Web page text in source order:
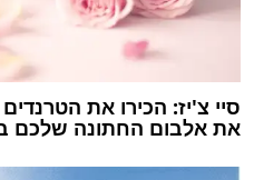
סיי צ'יז: הכירו את
את אלבום החתונה שלכם